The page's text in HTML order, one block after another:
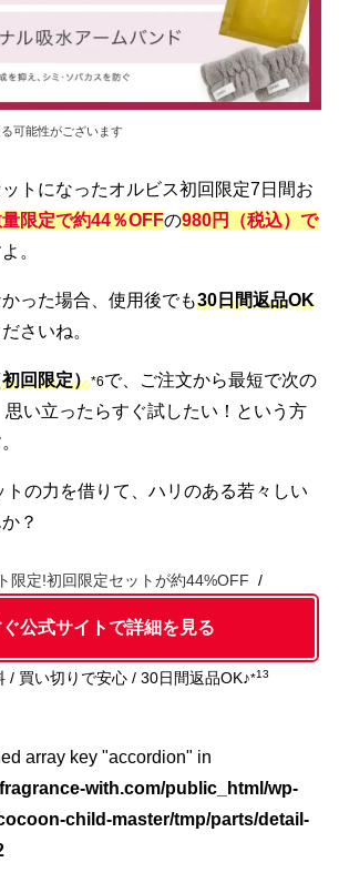
可能性がございます
トになったオルビス初回限定7日間お
限定で約44％OFFの980円（税込）で
。
った場合、使用後でも30日間返品OK
さいね。
回限定）*6で、ご注文から最短で次の
思い立ったらすぐ試したい！という方
トの力を借りて、ハリのある若々しい
？
限定!初回限定セットが約44%OFF
公式サイトで詳細を見る
/ 買い切りで安心 / 30日間返品OK♪*13
array key "accordion" in
with.com/public_html/wp-
child-master/tmp/parts/detail-